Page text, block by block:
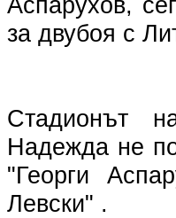
за двубоя с
Стадионът
Надежда не
"Георги
Левски" .